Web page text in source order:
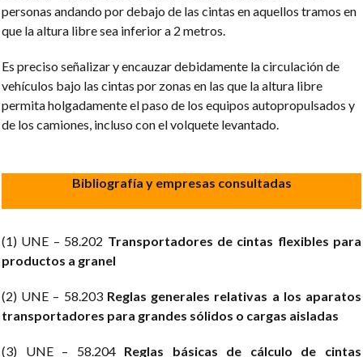
personas andando por debajo de las cintas en aquellos tramos en
que la altura libre sea inferior a 2 metros.
Es preciso señalizar y encauzar debidamente la circulación de
vehículos bajo las cintas por zonas en las que la altura libre
permita holgadamente el paso de los equipos autopropulsados y
de los camiones, incluso con el volquete levantado.
Bibliografía y empresas consultadas
(1) UNE – 58.202 Transportadores de cintas flexibles para
productos a granel
(2) UNE – 58.203 Reglas generales relativas a los aparatos
transportadores para grandes sólidos o cargas aisladas
(3) UNE – 58.204 Reglas básicas de cálculo de cintas